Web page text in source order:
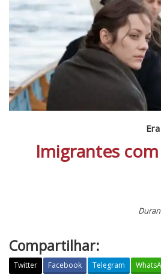
Imigrantes
Compartilhar:
Twitter Facebook Telegram